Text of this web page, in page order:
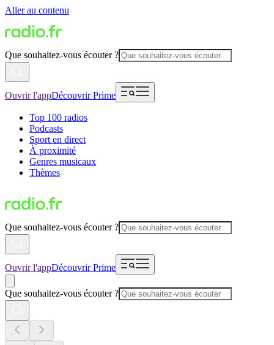
Aller au contenu
Que souhaitez-vous écouter ?
Ouvrir l'appDécouvrir Prime
Top 100 radios
Podcasts
Sport en direct
À proximité
Genres musicaux
Thèmes
Que souhaitez-vous écouter ?
Ouvrir l'appDécouvrir Prime
Que souhaitez-vous écouter ?